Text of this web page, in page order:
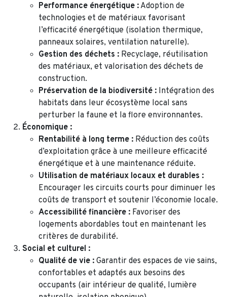
Performance énergétique : Adoption de
technologies et de matériaux favorisant
l’efficacité énergétique (isolation thermique,
panneaux solaires, ventilation naturelle).
Gestion des déchets : Recyclage, réutilisation
des matériaux, et valorisation des déchets de
construction.
Préservation de la biodiversité : Intégration des
habitats dans leur écosystème local sans
perturber la faune et la flore environnantes.
Économique :
Rentabilité à long terme : Réduction des coûts
d’exploitation grâce à une meilleure efficacité
énergétique et à une maintenance réduite.
Utilisation de matériaux locaux et durables :
Encourager les circuits courts pour diminuer les
coûts de transport et soutenir l’économie locale.
Accessibilité financière : Favoriser des
logements abordables tout en maintenant les
critères de durabilité.
Social et culturel :
Qualité de vie : Garantir des espaces de vie sains,
confortables et adaptés aux besoins des
occupants (air intérieur de qualité, lumière